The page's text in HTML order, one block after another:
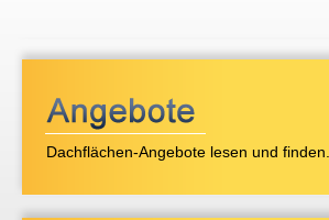
Dachflächen-Angebote lesen und finden.